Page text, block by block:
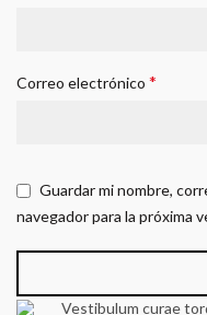
Correo electrónico *
Guardar mi nombre,
navegador para la próxima
Vestibulum curae